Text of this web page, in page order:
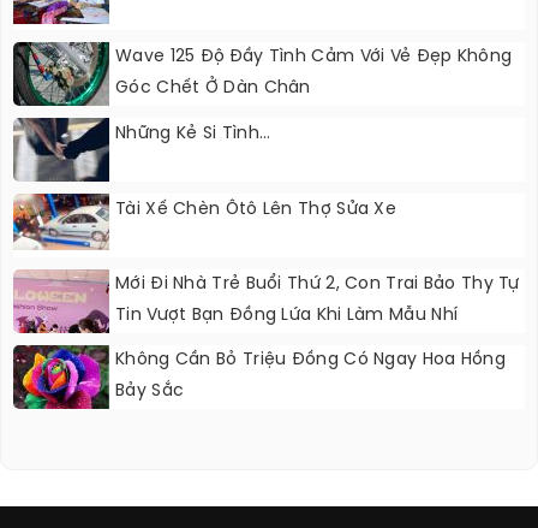
Wave 125 Độ Đầy Tình Cảm Với Vẻ Đẹp Không
Góc Chết Ở Dàn Chân
Những Kẻ Si Tình...
Tài Xế Chèn Ôtô Lên Thợ Sửa Xe
Mới Đi Nhà Trẻ Buổi Thứ 2, Con Trai Bảo Thy Tự
Tin Vượt Bạn Đồng Lứa Khi Làm Mẫu Nhí
Không Cần Bỏ Triệu Đồng Có Ngay Hoa Hồng
Bảy Sắc